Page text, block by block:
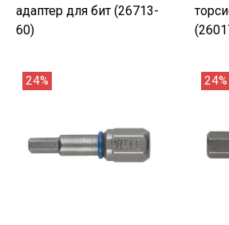
адаптер для бит (26713-
60)
24% 24%